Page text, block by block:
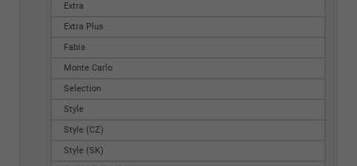
Extra
Extra Plus
Fabia
Monte Carlo
Selection
Style
Style (CZ)
Style (SK)